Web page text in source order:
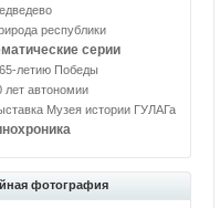
республики
серии
летию Победы
лет автономии
Музея истории ГУЛАГа
фотография